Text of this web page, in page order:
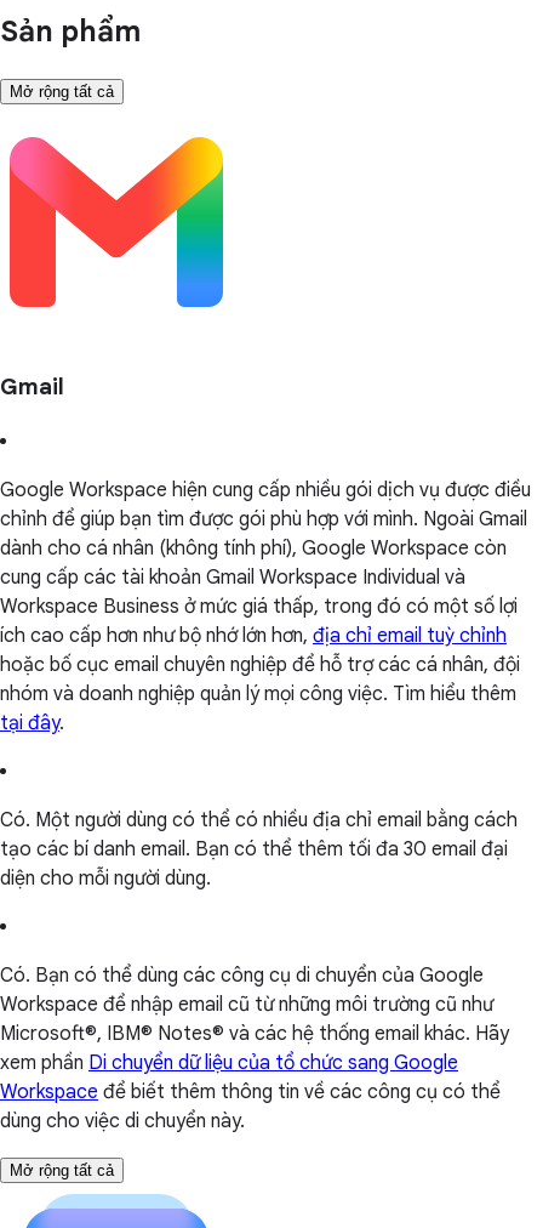
Sản phẩm
Mở rộng tất cả
Gmail
Google Workspace hiện cung cấp nhiều gói dịch vụ được điều
chỉnh để giúp bạn tìm được gói phù hợp với mình. Ngoài Gmail
dành cho cá nhân (không tính phí), Google Workspace còn
cung cấp các tài khoản Gmail Workspace Individual và
Workspace Business ở mức giá thấp, trong đó có một số lợi
ích cao cấp hơn như bộ nhớ lớn hơn, địa chỉ email tuỳ chỉnh
hoặc bố cục email chuyên nghiệp để hỗ trợ các cá nhân, đội
nhóm và doanh nghiệp quản lý mọi công việc. Tìm hiểu thêm
tại đây.
Có. Một người dùng có thể có nhiều địa chỉ email bằng cách
tạo các bí danh email. Bạn có thể thêm tối đa 30 email đại
diện cho mỗi người dùng.
Có. Bạn có thể dùng các công cụ di chuyển của Google
Workspace để nhập email cũ từ những môi trường cũ như
Microsoft®, IBM® Notes® và các hệ thống email khác. Hãy
xem phần Di chuyển dữ liệu của tổ chức sang Google
Workspace để biết thêm thông tin về các công cụ có thể
dùng cho việc di chuyển này.
Mở rộng tất cả